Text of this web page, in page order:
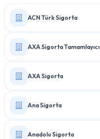
ACN Türk Sigorta
AXA Sigorta Tamamlayıcı
AXA Sigorta
Ana Sigorta
Anadolu Sigorta